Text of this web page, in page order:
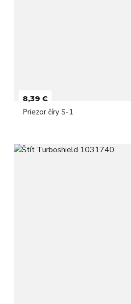
8,39 €
Priezor číry S-1